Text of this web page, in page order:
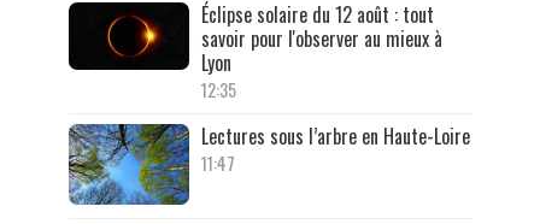
Éclipse solaire du 12 août : tout
savoir pour l'observer au mieux à
Lyon
12:35
Lectures sous l’arbre en Haute-Loire
11:47